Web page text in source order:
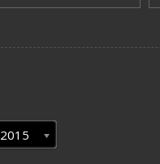
2015